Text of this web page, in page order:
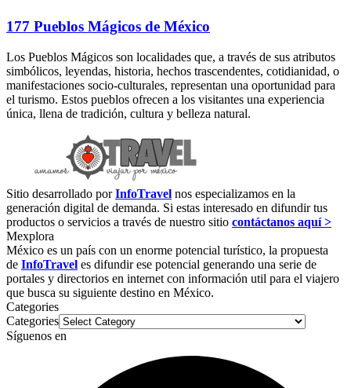
177 Pueblos Mágicos de México
Los Pueblos Mágicos son localidades que, a través de sus atributos
simbólicos, leyendas, historia, hechos trascendentes, cotidianidad, o
manifestaciones socio-culturales, representan una oportunidad para
el turismo. Estos pueblos ofrecen a los visitantes una experiencia
única, llena de tradición, cultura y belleza natural.
Sitio desarrollado porInfoTravel nos especializamos en la
generación digital de demanda. Si estas interesado en difundir tus
productos o servicios a través de nuestro sitio contáctanos aquí >
Mexplora
México es un país con un enorme potencial turístico, la propuesta
de InfoTravel es difundir ese potencial generando una serie de
portales y directorios en internet con información util para el viajero
que busca su siguiente destino en México.
Categories
Categories
Síguenos en